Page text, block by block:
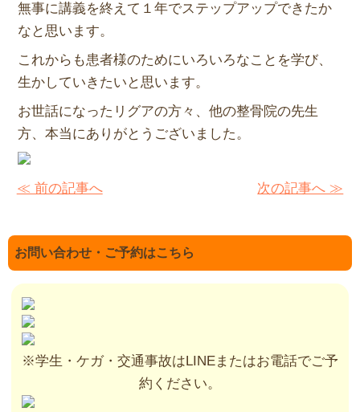
無事に講義を終えて１年でステップアップできたか
なと思います。
これからも患者様のためにいろいろなことを学び、
生かしていきたいと思います。
お世話になったリグアの方々、他の整骨院の先生
方、本当にありがとうございました。
≪ 前の記事へ 次の記事へ ≫
お問い合わせ・ご予約はこちら
※学生・ケガ・交通事故はLINEまたはお電話でご予
約ください。